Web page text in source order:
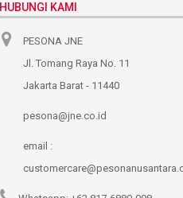
HUBUNGI KAMI
PESONA JNE
Jl. Tomang Raya No. 11
Jakarta Barat - 11440
pesona@jne.co.id
email :